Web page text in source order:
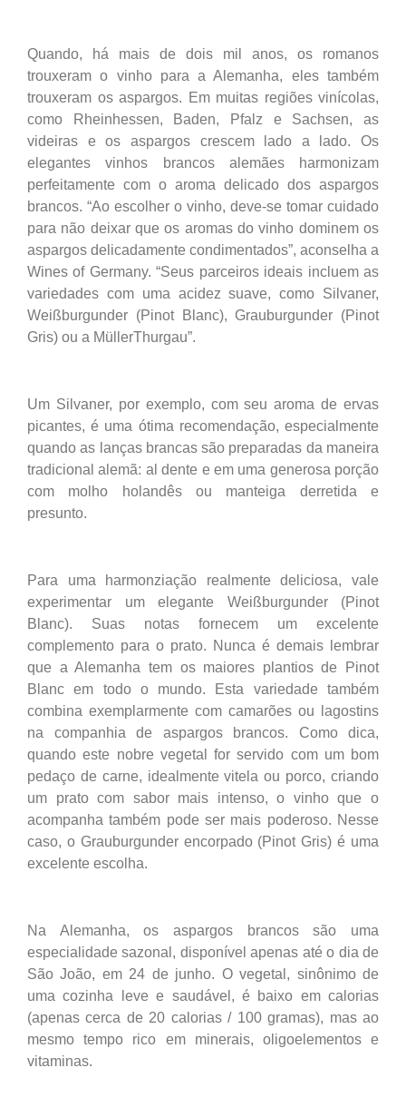
Quando, há mais de dois mil anos, os romanos
trouxeram o vinho para a Alemanha, eles também
trouxeram os aspargos. Em muitas regiões vinícolas,
como Rheinhessen, Baden, Pfalz e Sachsen, as
videiras e os aspargos crescem lado a lado. Os
elegantes vinhos brancos alemães harmonizam
perfeitamente com o aroma delicado dos aspargos
brancos. “Ao escolher o vinho, deve-se tomar cuidado
para não deixar que os aromas do vinho dominem os
aspargos delicadamente condimentados”, aconselha a
Wines of Germany. “Seus parceiros ideais incluem as
variedades com uma acidez suave, como Silvaner,
Weißburgunder (Pinot Blanc), Grauburgunder (Pinot
Gris) ou a MüllerThurgau”.
Um Silvaner, por exemplo, com seu aroma de ervas
picantes, é uma ótima recomendação, especialmente
quando as lanças brancas são preparadas da maneira
tradicional alemã: al dente e em uma generosa porção
com molho holandês ou manteiga derretida e
presunto.
Para uma harmonziação realmente deliciosa, vale
experimentar um elegante Weißburgunder (Pinot
Blanc). Suas notas fornecem um excelente
complemento para o prato. Nunca é demais lembrar
que a Alemanha tem os maiores plantios de Pinot
Blanc em todo o mundo. Esta variedade também
combina exemplarmente com camarões ou lagostins
na companhia de aspargos brancos. Como dica,
quando este nobre vegetal for servido com um bom
pedaço de carne, idealmente vitela ou porco, criando
um prato com sabor mais intenso, o vinho que o
acompanha também pode ser mais poderoso. Nesse
caso, o Grauburgunder encorpado (Pinot Gris) é uma
excelente escolha.
Na Alemanha, os aspargos brancos são uma
especialidade sazonal, disponível apenas até o dia de
São João, em 24 de junho. O vegetal, sinônimo de
uma cozinha leve e saudável, é baixo em calorias
(apenas cerca de 20 calorias / 100 gramas), mas ao
mesmo tempo rico em minerais, oligoelementos e
vitaminas.